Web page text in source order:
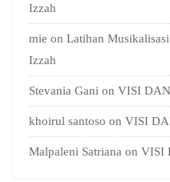
Izzah
mie on Latihan
Izzah
Stevania Gani on VISI
khoirul santoso on VISI
Malpaleni Satriana on VISI